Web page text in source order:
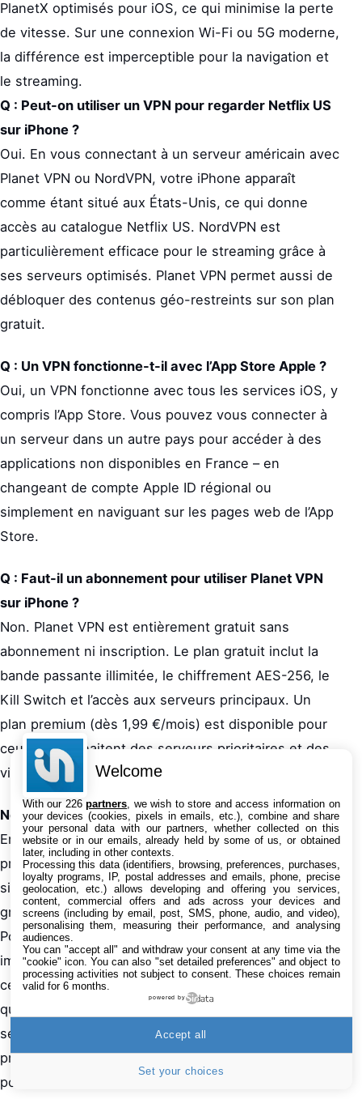
PlanetX optimisés pour iOS, ce qui minimise la perte
de vitesse. Sur une connexion Wi-Fi ou 5G moderne,
la différence est imperceptible pour la navigation et
le streaming.
Q : Peut-on utiliser un VPN pour regarder Netflix US
sur iPhone ?
Oui. En vous connectant à un serveur américain avec
Planet VPN ou NordVPN, votre iPhone apparaît
comme étant situé aux États-Unis, ce qui donne
accès au catalogue Netflix US. NordVPN est
particulièrement efficace pour le streaming grâce à
ses serveurs optimisés. Planet VPN permet aussi de
débloquer des contenus géo-restreints sur son plan
gratuit.
Q : Un VPN fonctionne-t-il avec l’App Store Apple ?
Oui, un VPN fonctionne avec tous les services iOS, y
compris l’App Store. Vous pouvez vous connecter à
un serveur dans un autre pays pour accéder à des
applications non disponibles en France – en
changeant de compte Apple ID régional ou
simplement en naviguant sur les pages web de l’App
Store.
Q : Faut-il un abonnement pour utiliser Planet VPN
sur iPhone ?
Non. Planet VPN est entièrement gratuit sans
abonnement ni inscription. Le plan gratuit inclut la
bande passante illimitée, le chiffrement AES-256, le
Kill Switch et l’accès aux serveurs principaux. Un
plan premium (dès 1,99 €/mois) est disponible pour
ceux qui souhaitent des serveurs prioritaires et des
vitesses maximales.
Notre verdict
En 2026, il n’y a aucune raison de naviguer sans
protection sur votre iPhone. Les VPN sont devenus
simples, rapides – et pour Planet VPN, entièrement
gratuits et sans contrainte.
Pour les utilisateurs qui veulent une protection
immédiate sans créer de compte ni dépenser un
centime, Planet VPN est le choix évident. Pour ceux
qui exigent les vitesses maximales et un réseau de
serveurs étendu, NordVPN reste la référence
premium. VPNLY convient pour un usage très
ponctuel.
Welcome
With our 226partners , we wish to store and access information on
your devices (cookies, pixels in emails, etc.), combine and share
your personal data with our partners, whether collected on this
website or in our emails, already held by some of us, or obtained
later, including in other contexts.
Processing this data (identifiers, browsing, preferences, purchases,
loyalty programs, IP, postal addresses and emails, phone, precise
geolocation, etc.) allows developing and offering you services,
content, commercial offers and ads across your devices and
screens (including by email, post, SMS, phone, audio, and video),
personalising them, measuring their performance, and analysing
audiences.
You can "accept all" and withdraw your consent at any time via the
"cookie" icon. You can also "set detailed preferences" and object to
processing activities not subject to consent. These choices remain
valid for 6 months.
powered by
Set your choices
Accept all